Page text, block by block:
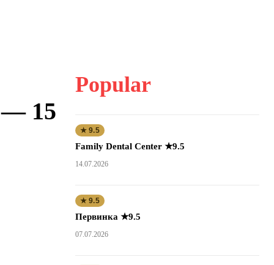
15
Popular
★ 9.5
Family Dental Center ★9.5
14.07.2026
★ 9.5
Первинка ★9.5
07.07.2026